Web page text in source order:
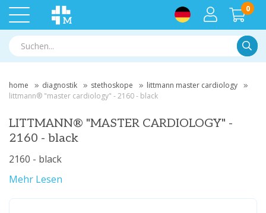
0
home diagnostik stethoskope
littmann master cardiology
littmann® "master cardiology" - 2160 - black
LITTMANN® "MASTER CARDIOLOGY" -
2160 - black
2160 - black
Mehr Lesen